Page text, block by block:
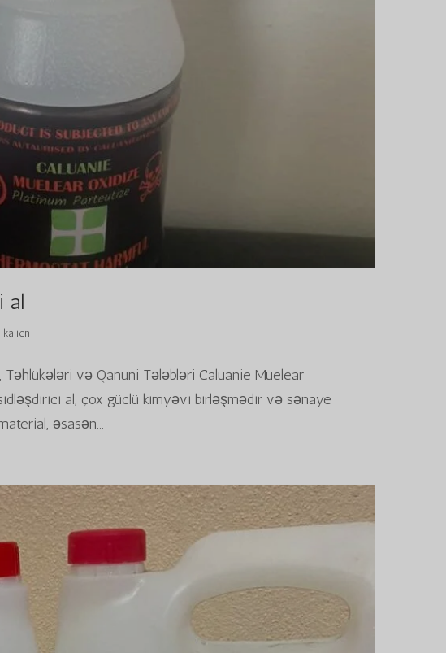
al
və Qanuni Tələbləri Caluanie Muelear
al, çox güclü kimyəvi birləşmədir və sənaye
əsasən...